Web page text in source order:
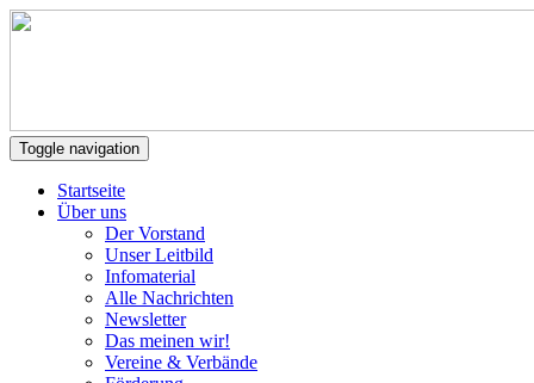
Toggle navigation
Startseite
Über uns
Der Vorstand
Unser Leitbild
Infomaterial
Alle Nachrichten
Newsletter
Das meinen wir!
Vereine & Verbände